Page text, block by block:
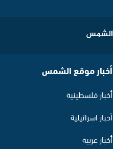
أخبار موقع الشمس
أخبار فلسطينية
أخبار اسرائيلية
أخبار عربية